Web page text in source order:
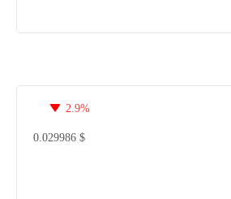
2.9%
$
0.029986